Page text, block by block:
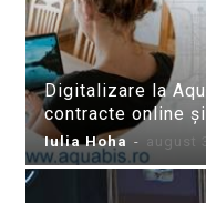
Digitalizare la
contracte online și
Iulia Hoha - august